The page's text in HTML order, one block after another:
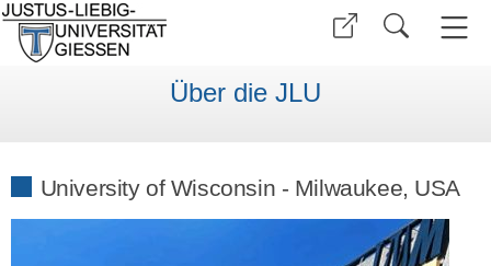
Über die JLU
University of Wisconsin - Milwaukee, USA